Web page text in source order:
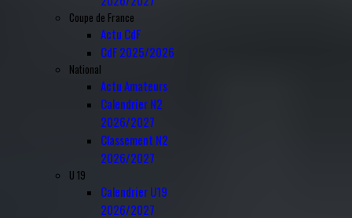
Coupe de France
Actu CdF
CdF 2025/2026
National
Actu Amateurs
Calendrier N2
2026/2027
Classement N2
2026/2027
U 19
Calendrier U19
2026/2027